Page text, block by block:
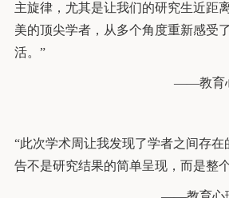
主旋律，尤其是让我们的研究生近距
美的顶尖学者，从多个角度重新感受
活。”
——教育心理学系
“此次学术周让我发现了学者之间存在
告不是研究结果的简单呈现，而是整